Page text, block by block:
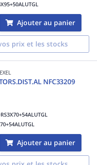
Ajouter au panier
prix et les stocks
NFC33209
Ajouter au panier